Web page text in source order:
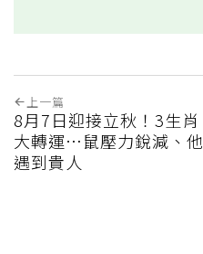
上一篇
8月7日迎接立秋！3生肖
大轉運…鼠壓力銳減、他
遇到貴人